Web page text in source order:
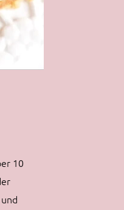
10